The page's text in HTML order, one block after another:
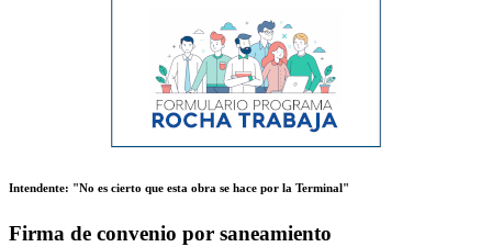
Intendente: "No es cierto que esta obra se hace por la Terminal"
Firma de convenio por saneamiento